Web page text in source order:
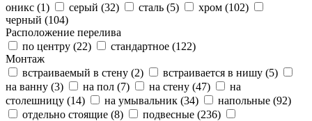
оникс (1) серый (32) сталь (5) хром (102)
черный (104)
Расположение перелива
по центру (22) стандартное (122)
Монтаж
встраиваемый в стену (2) встраивается в нишу (5)
на ванну (3) на пол (7) на стену (47)
на
столешницу (14) на умывальник (34) напольные (92)
отдельно стоящие (8) подвесные (236)